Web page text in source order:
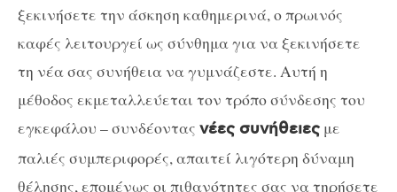
ξεκινήσετε την άσκηση καθημερινά, ο πρωινός
καφές λειτουργεί ως σύνθημα για να ξεκινήσετε
τη νέα σας συνήθεια να γυμνάζεστε. Αυτή η
μέθοδος εκμεταλλεύεται τον τρόπο σύνδεσης του
εγκεφάλου – συνδέοντας νέες συνήθειες με
παλιές συμπεριφορές, απαιτεί λιγότερη δύναμη
θέλησης, επομένως οι πιθανότητες σας να τηρήσετε